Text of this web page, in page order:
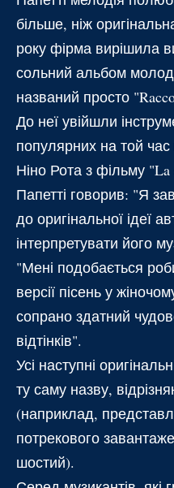
більше, ніж
року фірма вирішила
сольний альбом
названий просто
До неї увійшли
популярних на той час
Ніно Рота з фільму
Папетті говорив: "Я
до оригінальної ідеї
інтерпретувати його
"Мені подобається
версії пісень у
сопрано здатний
відтінків".
Усі наступні
ту саму назву,
(наприклад,
потрекового
шостий).